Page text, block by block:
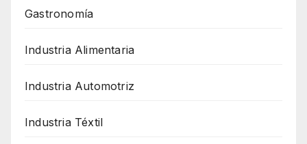
Gastronomía
Industria Alimentaria
Industria Automotriz
Industria Téxtil